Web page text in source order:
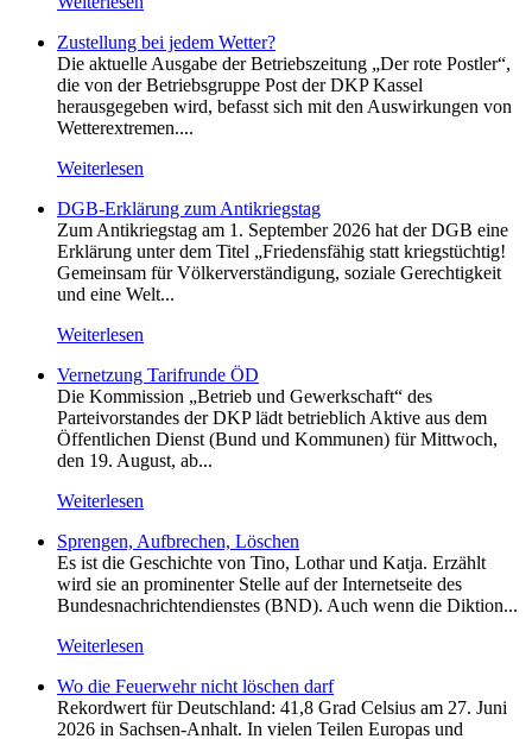
Zustellung bei jedem Wetter?
Die aktuelle Ausgabe der Betriebszeitung „Der rote Postler“,
die von der Betriebsgruppe Post der DKP Kassel
herausgegeben wird, befasst sich mit den Auswirkungen von
Wetterextremen....
Weiterlesen
DGB-Erklärung zum Antikriegstag
Zum Antikriegstag am 1. September 2026 hat der DGB eine
Erklärung unter dem Titel „Friedensfähig statt kriegstüchtig!
Gemeinsam für Völkerverständigung, soziale Gerechtigkeit
und eine Welt...
Weiterlesen
Vernetzung Tarifrunde ÖD
Die Kommission „Betrieb und Gewerkschaft“ des
Parteivorstandes der DKP lädt betrieblich Aktive aus dem
Öffentlichen Dienst (Bund und Kommunen) für Mittwoch,
den 19. August, ab...
Weiterlesen
Sprengen, Aufbrechen, Löschen
Es ist die Geschichte von Tino, Lothar und Katja. Erzählt
wird sie an prominenter Stelle auf der Internetseite des
Bundesnachrichtendienstes (BND). Auch wenn die Diktion...
Weiterlesen
Wo die Feuerwehr nicht löschen darf
Rekordwert für Deutschland: 41,8 Grad Celsius am 27. Juni
2026 in Sachsen-Anhalt. In vielen Teilen Europas und